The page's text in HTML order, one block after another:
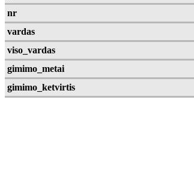
nr
vardas
viso_vardas
gimimo_metai
gimimo_ketvirtis